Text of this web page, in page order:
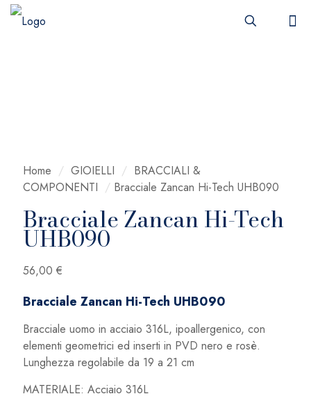
Home / GIOIELLI / BRACCIALI &
COMPONENTI / Bracciale Zancan Hi-Tech UHB090
Bracciale Zancan Hi-Tech
UHB090
56,00 €
Bracciale Zancan Hi-Tech UHB090
Bracciale uomo in acciaio 316L, ipoallergenico, con
elementi geometrici ed inserti in PVD nero e rosè.
Lunghezza regolabile da 19 a 21 cm
MATERIALE: Acciaio 316L